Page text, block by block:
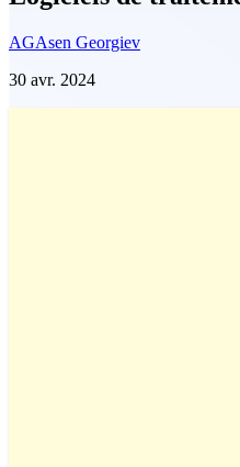
AGAsen Georgiev
30 avr. 2024